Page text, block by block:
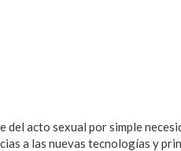
acto sexual por simple
a las nuevas tecnologías y